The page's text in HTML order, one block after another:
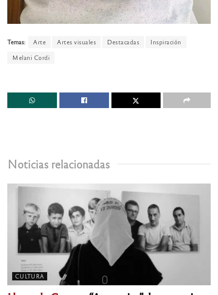
Temas: Arte Artes visuales Destacadas
Inspiración
Melani Cordi
Noticias relacionadas
CULTURA